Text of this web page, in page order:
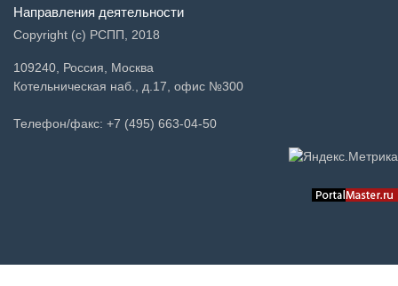
Направления деятельности
Copyright (c) РСПП, 2018
109240, Россия, Москва
Котельническая наб., д.17, офис №300
Телефон/факс: +7 (495) 663-04-50